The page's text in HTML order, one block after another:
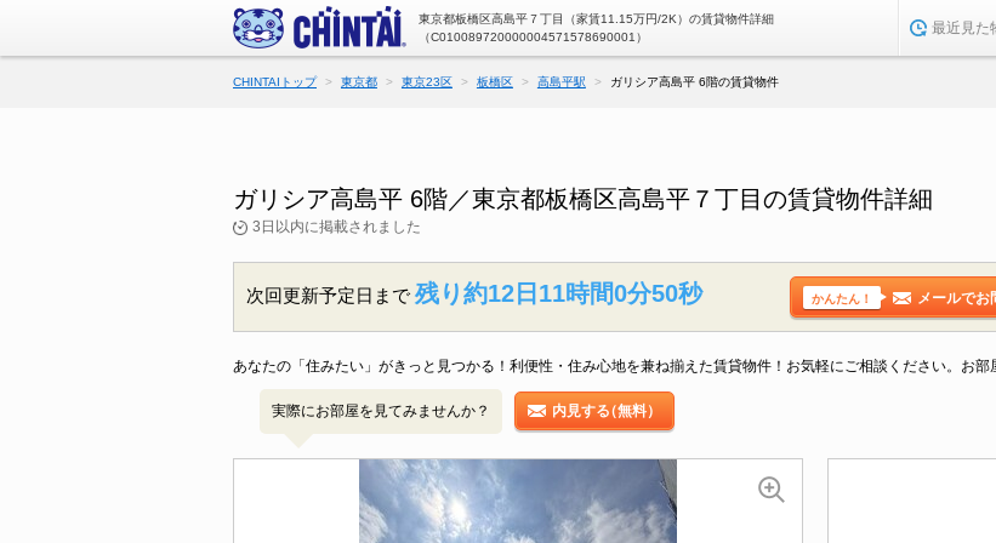
東京都板橋区高島平７丁目（家賃11.15万円/2K）の賃貸物件詳細
（C010089720000004571578690001）
最近見た
CHINTAIトップ 東京都 東京23区 板橋区 高島平駅 ガリシア高島平 6階の賃貸物件
ガリシア高島平 6階／東京都板橋区高島平７丁目の賃貸物件詳細
3日以内に掲載されました
次回更新予定日まで 残り約12日11時間0分49秒 かんたん！ メールでお
あなたの「住みたい」がきっと見つかる！利便性・住み心地を兼ね揃えた賃貸物件！お気軽にご相談ください。お部
実際にお部屋を見てみませんか？ 内見する（無料）